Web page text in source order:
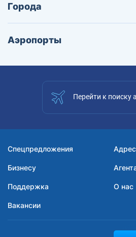
Города
Аэропорты
Перейти к поиску
Спецпредложения
Бизнесу
Поддержка О нас
Вакансии